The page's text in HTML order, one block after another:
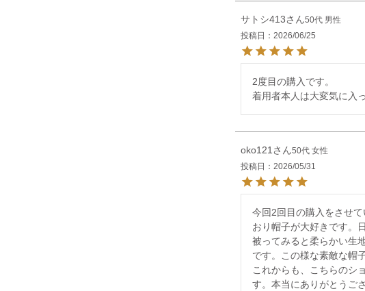
サトシ413 50代 男性
投稿日
2026/06/25
2度目の購入です。
着用者本人は大変気に入
oko121 50代 女性
投稿日
2026/05/31
今回2回目の購入をさせ
おり帽子が大好きです。
被ってみると柔らかい生
です。この様な素敵な帽
これからも、こちらのシ
す。本当にありがとうご